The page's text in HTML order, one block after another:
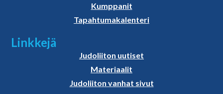
Kumppanit
Tapahtumakalenteri
Linkkejä
Judoliiton uutiset
Materiaalit
Judoliiton vanhat sivut